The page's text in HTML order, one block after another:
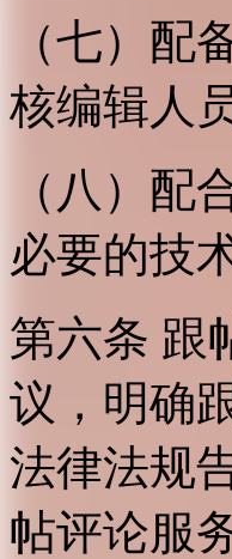
（七）配
核编辑人
（八）配
必要的技
第六条 跟
议，明确
法律法规
帖评论服